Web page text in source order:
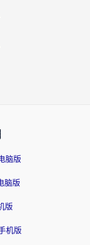
脑版
脑版
版
机版